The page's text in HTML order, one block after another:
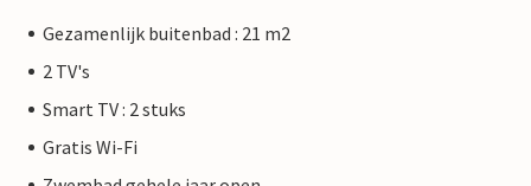
Gezamenlijk buitenbad : 21 m2
2 TV's
Smart TV : 2 stuks
Gratis Wi-Fi